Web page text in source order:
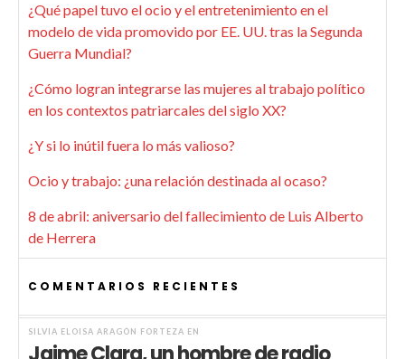
¿Qué papel tuvo el ocio y el entretenimiento en el
modelo de vida promovido por EE. UU. tras la Segunda
Guerra Mundial?
¿Cómo logran integrarse las mujeres al trabajo político
en los contextos patriarcales del siglo XX?
¿Y si lo inútil fuera lo más valioso?
Ocio y trabajo: ¿una relación destinada al ocaso?
8 de abril: aniversario del fallecimiento de Luis Alberto
de Herrera
COMENTARIOS RECIENTES
SILVIA ELOISA ARAGÓN FORTEZA EN